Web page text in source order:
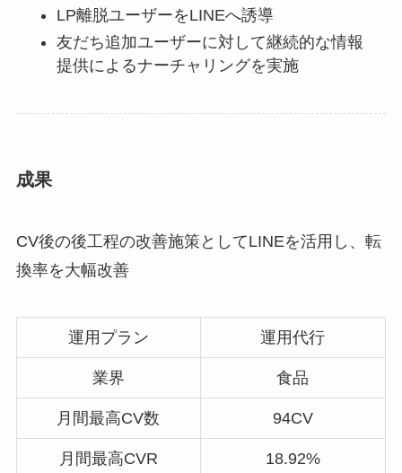
LP離脱ユーザーをLINEへ誘導
友だち追加ユーザーに対して継続的な情報
提供によるナーチャリングを実施
成果
CV後の後工程の改善施策としてLINEを活用し、転
換率を大幅改善
運用プラン 運用代行
業界 食品
月間最高CV数 94CV
月間最高CVR 18.92%